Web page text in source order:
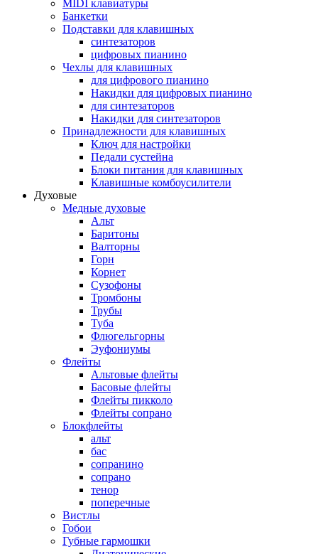
MIDI клавиатуры
Банкетки
Подставки для клавишных
синтезаторов
цифровых пианино
Чехлы для клавишных
для цифрового пианино
Накидки для цифровых пианино
для синтезаторов
Накидки для синтезаторов
Принадлежности для клавишных
Ключ для настройки
Педали сустейна
Блоки питания для клавишных
Клавишные комбоусилители
Духовые
Медные духовые
Альт
Баритоны
Валторны
Горн
Корнет
Сузофоны
Тромбоны
Трубы
Туба
Флюгельгорны
Эуфониумы
Флейты
Альтовые флейты
Басовые флейты
Флейты пикколо
Флейты сопрано
Блокфлейты
альт
бас
сопранино
сопрано
тенор
поперечные
Вистлы
Гобои
Губные гармошки